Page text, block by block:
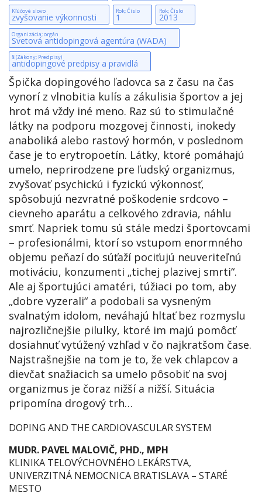
Kľúčové slovo
zvyšovanie výkonnosti
Rok; Číslo
1
Rok; Číslo
2013
Organizácia; orgán
Svetová antidopingová agentúra (WADA)
§ (Zákony; Predpisy)
antidopingové predpisy a pravidlá
Špička dopingového ľadovca sa z času na čas
vynorí z vlnobitia kulís a zákulisia športov a jej
hrot má vždy iné meno. Raz sú to stimulačné
látky na podporu mozgovej činnosti, inokedy
anaboliká alebo rastový hormón, v poslednom
čase je to erytropoetín. Látky, ktoré pomáhajú
umelo, neprirodzene pre ľudský organizmus,
zvyšovať psychickú i fyzickú výkonnosť,
spôsobujú nezvratné poškodenie srdcovo –
cievneho aparátu a celkového zdravia, náhlu
smrť. Napriek tomu sú stále medzi športovcami
– profesionálmi, ktorí so vstupom enormného
objemu peňazí do súťaží pociťujú neuveriteľnú
motiváciu, konzumenti „tichej plazivej smrti“.
Ale aj športujúci amatéri, túžiaci po tom, aby
„dobre vyzerali“ a podobali sa vysneným
svalnatým idolom, neváhajú hltať bez rozmyslu
najrozličnejšie pilulky, ktoré im majú pomôcť
dosiahnuť vytúžený vzhľad v čo najkratšom čase.
Najstrašnejšie na tom je to, že vek chlapcov a
dievčat snažiacich sa umelo pôsobiť na svoj
organizmus je čoraz nižší a nižší. Situácia
pripomína drogový trh…
DOPING AND THE CARDIOVASCULAR SYSTEM
MUDR. PAVEL MALOVIČ, PHD., MPH
KLINIKA TELOVÝCHOVNÉHO LEKÁRSTVA,
UNIVERZITNÁ NEMOCNICA BRATISLAVA – STARÉ
MESTO